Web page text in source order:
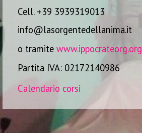
Cell. +39 3939319013
info@lasorgentedellanima.it
o tramite www.ippocrateorg.org
Partita IVA: 02172140986
Calendario corsi